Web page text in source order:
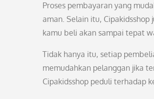
Proses pembayaran yang
aman. Selain itu,
kamu beli akan sampai tepat
Tidak hanya itu, setiap
memudahkan pelanggan jika
Cipakidsshop peduli terhadap